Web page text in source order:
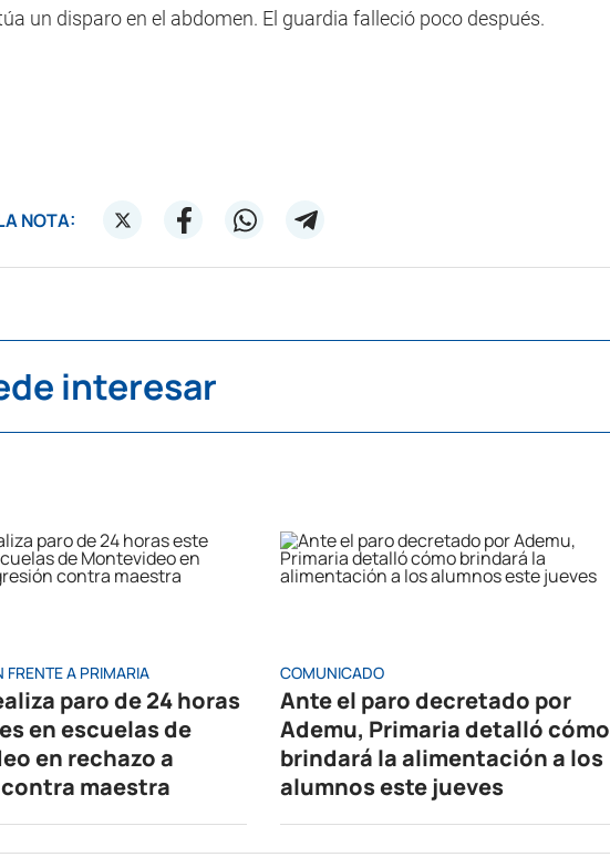
un disparo en el abdomen. El guardia falleció poco después.
NOTA:
interesar
A PRIMARIA
paro de 24 horas
en escuelas de
en rechazo a
maestra
COMUNICADO
Ante el paro decretado por
Ademu, Primaria detalló cómo
brindará la alimentación a los
alumnos este jueves